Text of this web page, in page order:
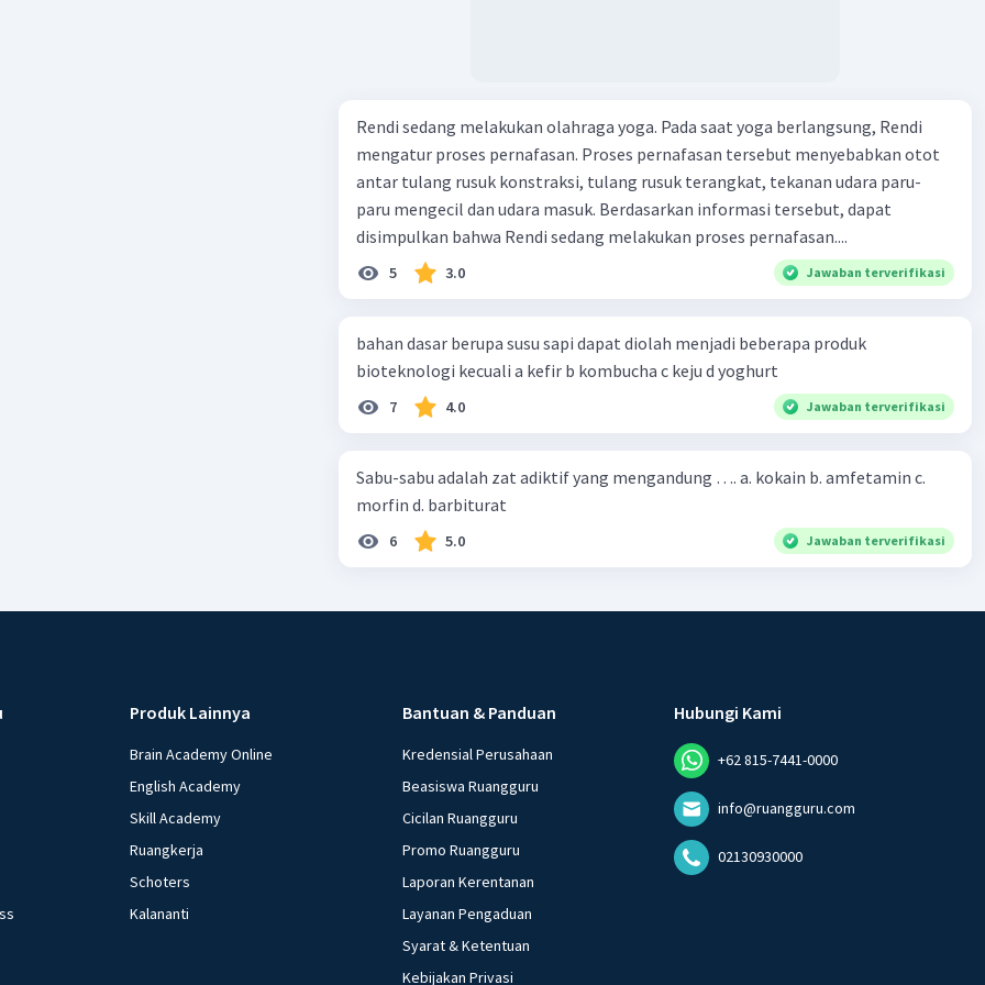
Rendi sedang melakukan olahraga yoga. Pada saat yoga berlangsung, Rendi
mengatur proses pernafasan. Proses pernafasan tersebut menyebabkan otot
antar tulang rusuk konstraksi, tulang rusuk terangkat, tekanan udara paru-
paru mengecil dan udara masuk. Berdasarkan informasi tersebut, dapat
disimpulkan bahwa Rendi sedang melakukan proses pernafasan....
5 3.0 Jawaban terverifikasi
bahan dasar berupa susu sapi dapat diolah menjadi beberapa produk
bioteknologi kecuali a kefir b kombucha c keju d yoghurt
7 4.0 Jawaban terverifikasi
Sabu-sabu adalah zat adiktif yang mengandung …. a. kokain b. amfetamin c.
morfin d. barbiturat
6 5.0 Jawaban terverifikasi
Produk Lainnya
Brain Academy Online
English Academy
Skill Academy
Ruangkerja
Schoters
Kalananti
Bantuan & Panduan
Kredensial Perusahaan
Beasiswa Ruangguru
Cicilan Ruangguru
Promo Ruangguru
Laporan Kerentanan
Layanan Pengaduan
Syarat & Ketentuan
Kebijakan Privasi
Hubungi Kami
+62 815-7441-0000
info@ruangguru.com
02130930000